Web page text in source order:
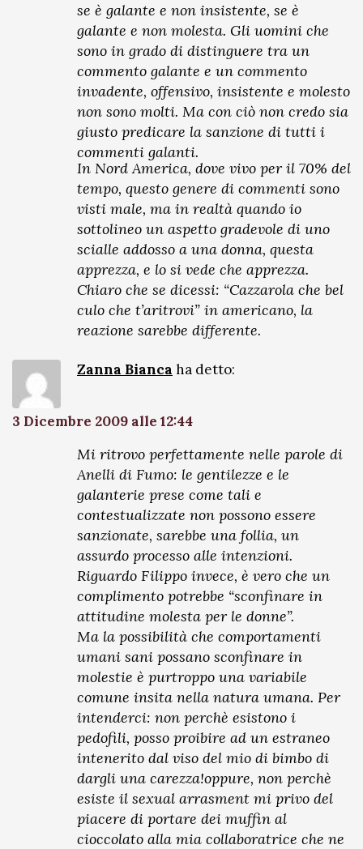
se è galante e non insistente, se è
galante e non molesta. Gli uomini che
sono in grado di distinguere tra un
commento galante e un commento
invadente, offensivo, insistente e molesto
non sono molti. Ma con ciò non credo sia
giusto predicare la sanzione di tutti i
commenti galanti.
In Nord America, dove vivo per il 70% del
tempo, questo genere di commenti sono
visti male, ma in realtà quando io
sottolineo un aspetto gradevole di uno
scialle addosso a una donna, questa
apprezza, e lo si vede che apprezza.
Chiaro che se dicessi: “Cazzarola che bel
culo che t’aritrovi” in americano, la
reazione sarebbe differente.
Zanna Bianca ha detto:
3 Dicembre 2009 alle 12:44
Mi ritrovo perfettamente nelle parole di
Anelli di Fumo: le gentilezze e le
galanterie prese come tali e
contestualizzate non possono essere
sanzionate, sarebbe una follia, un
assurdo processo alle intenzioni.
Riguardo Filippo invece, è vero che un
complimento potrebbe “sconfinare in
attitudine molesta per le donne”.
Ma la possibilità che comportamenti
umani sani possano sconfinare in
molestie è purtroppo una variabile
comune insita nella natura umana. Per
intenderci: non perchè esistono i
pedofili, posso proibire ad un estraneo
intenerito dal viso del mio di bimbo di
dargli una carezza!oppure, non perchè
esiste il sexual arrasment mi privo del
piacere di portare dei muffin al
cioccolato alla mia collaboratrice che ne